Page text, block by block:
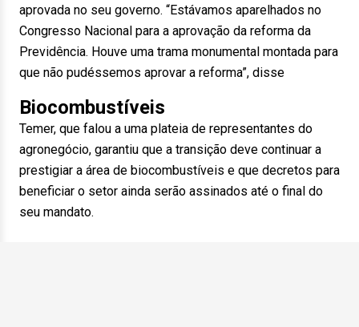
aprovada no seu governo. “Estávamos aparelhados no
Congresso Nacional para a aprovação da reforma da
Previdência. Houve uma trama monumental montada para
que não pudéssemos aprovar a reforma”, disse
Biocombustíveis
Temer, que falou a uma plateia de representantes do
agronegócio, garantiu que a transição deve continuar a
prestigiar a área de biocombustíveis e que decretos para
beneficiar o setor ainda serão assinados até o final do
seu mandato.